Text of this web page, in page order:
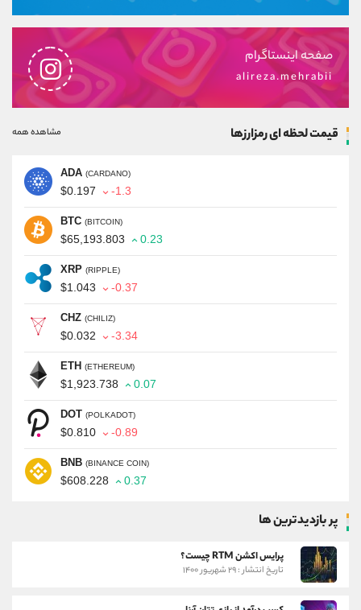
صفحه اینستاگرام
alireza.mehrabii
قیمت لحظه ای رمزارزها مشاهده همه
ADA (CARDANO)
$0.197 -1.3
BTC (BITCOIN)
$65,193.803 0.23
XRP (RIPPLE)
$1.043 -0.37
CHZ (CHILIZ)
$0.032 -3.34
ETH (ETHEREUM)
$1,923.738 0.07
DOT (POLKADOT)
$0.810 -0.89
BNB (BINANCE COIN)
$608.228 0.37
پر بازدیدترین ها
پرایس اکشن RTM چیست؟
تاریخ انتشار : ۲۹ شهریور ۱۴۰۰